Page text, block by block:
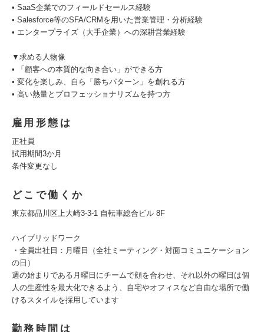
• SaaS企業でのフィールドセールス経験
• Salesforce等のSFA/CRMを用いた営業管理・分析経験
• エンタープライズ（大手企業）への深耕営業経験
▼求める人物像
• 「顧客への本質的な向き合い」ができる方
• 変化を楽しみ、自ら「勝ちパターン」を創れる方
• 高い熱量とプロフェッショナリズムを持つ方
雇用形態は
正社員
試用期間3か月
条件変更なし
どこで働くか
東京都品川区上大崎3-3-1 自転車総合ビル 8F
ハイブリッドワーク
・全員出社日：月曜日（全社ミーティング・対面コミュニケーション
の日）
週の始まりである月曜日にチームで顔を合わせ、それ以外の曜日は個
人の生産性を最大化できるよう、自宅やオフィスなど自由な場所で働
けるスタイルを採用しています
勤務時間は